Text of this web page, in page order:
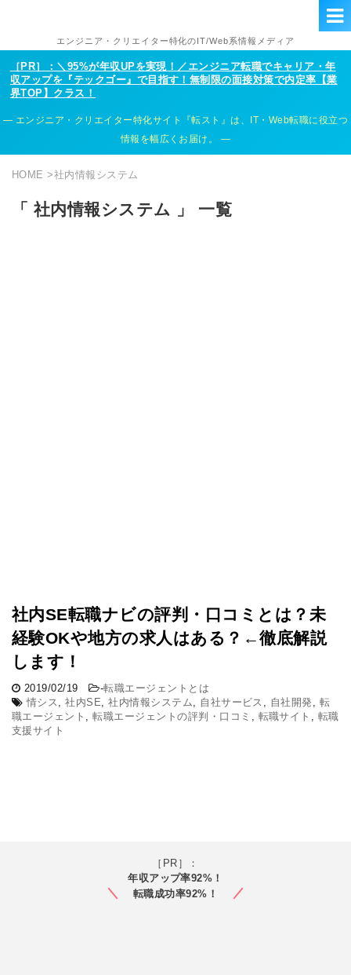
エンジニア・クリエイター特化のIT/Web系情報メディア
［PR］：＼95%が年収UPを実現！／エンジニア転職でキャリア・年
収アップを『テックゴー』で目指す！無制限の面接対策で内定率【業
界TOP】クラス！
エンジニア・クリエイター特化サイト『転スト』は、IT・Web転職に役立つ
情報を幅広くお届け。
HOME >社内情報システム
「 社内情報システム 」 一覧
社内SE転職ナビの評判・口コミとは？未
経験OKや地方の求人はある？←徹底解説
します！
2019/02/19 -転職エージェントとは
情シス ,社内SE,社内情報システム, 自社サービス , 自社開発 , 転
職エージェント ,転職エージェントの評判・口コミ , 転職サイト , 転職
支援サイト
［PR］：
年収アップ率92%！
転職成功率92%！